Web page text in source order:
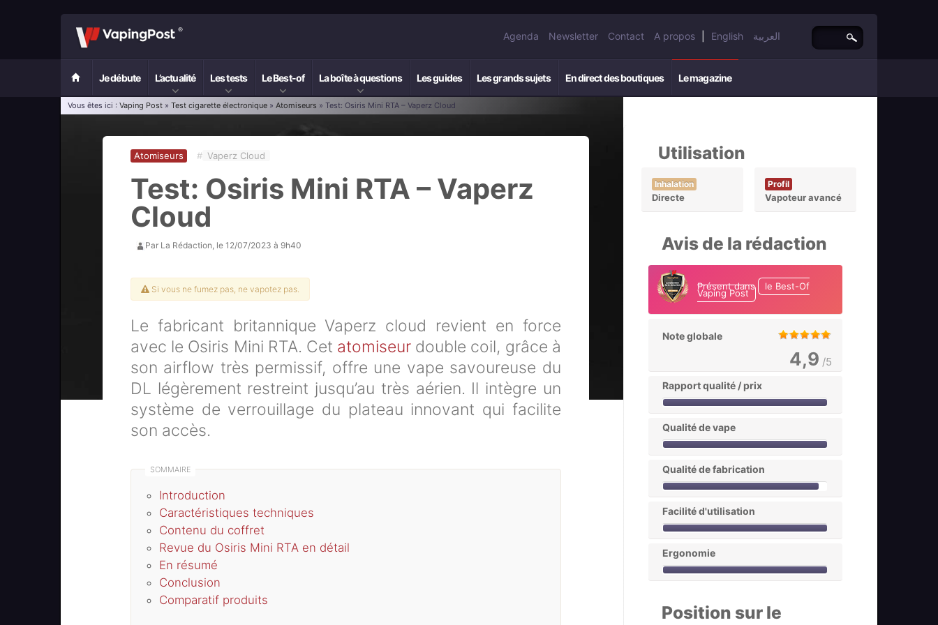
Agenda Newsletter Contact A propos English العربية
Je débute L’actualité Les tests Le Best-of La boîte à questions Les guides Les grands sujets En direct des boutiques Le magazine
Vous êtes ici : Vaping Post » Test cigarette électronique » Atomiseurs » Test: Osiris Mini RTA – Vaperz Cloud
Test: Osiris Mini RTA – Vaperz
Cloud
Atomiseurs # Vaperz Cloud
Par La Rédaction, le 12/07/2023 à 9h40
Si vous ne fumez pas, ne vapotez pas.
Le fabricant britannique Vaperz cloud revient en force
avec le Osiris Mini RTA. Cet atomiseur double coil, grâce à
son airflow très permissif, offre une vape savoureuse du
DL légèrement restreint jusqu’au très aérien. Il intègre un
système de verrouillage du plateau innovant qui facilite
son accès.
Introduction
Caractéristiques techniques
Contenu du coffret
Revue du Osiris Mini RTA en détail
En résumé
Conclusion
Comparatif produits
Utilisation
Inhalation
Directe
Profil
Vapoteur avancé
Avis de la rédaction
Présent dans le Best-Of
Vaping Post
Note globale
4,9 /5
Rapport qualité / prix
Qualité de vape
Qualité de fabrication
Facilité d'utilisation
Ergonomie
Position sur le